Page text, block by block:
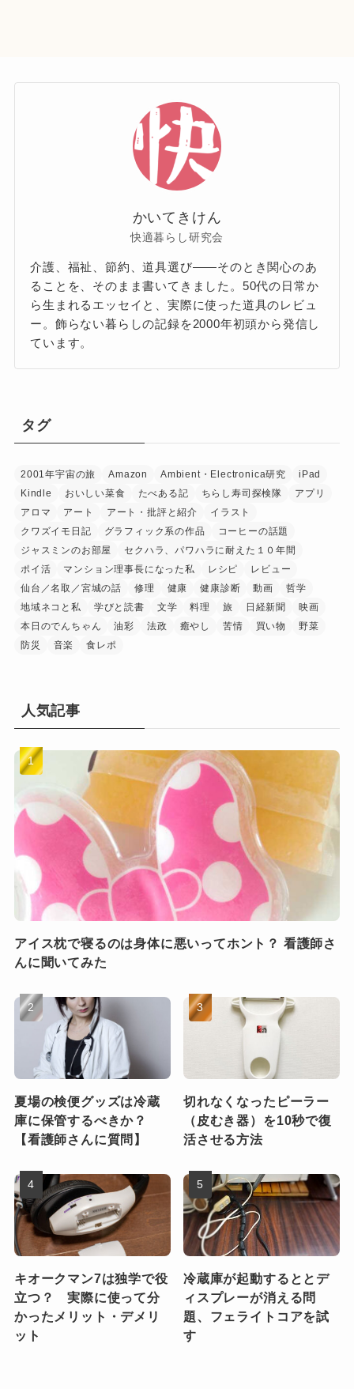
かいてきけん
快適暮らし研究会
介護、福祉、節約、道具選び——そのとき関心のあ
ることを、そのまま書いてきました。50代の日常か
ら生まれるエッセイと、実際に使った道具のレビュ
ー。飾らない暮らしの記録を2000年初頭から発信し
ています。
タグ
2001年宇宙の旅 Amazon Ambient・Electronica研究
iPad
Kindle
おいしい菜食 たべある記 ちらし寿司探検隊
アプリ
アロマ
アート アート・批評と紹介
イラスト
クワズイモ日記
グラフィック系の作品
コーヒーの話題
ジャスミンのお部屋
セクハラ、パワハラに耐えた１０年間
ポイ活
マンション理事長になった私 レシピ
レビュー
仙台／名取／宮城の話
修理 健康 健康診断 動画
哲学
地域ネコと私
学びと読書 文学 料理 旅 日経新聞
映画
本日のでんちゃん
油彩 法政 癒やし 苦情 買い物
野菜
防災
音楽 食レポ
人気記事
アイス枕で寝るのは身体に悪いってホント？ 看護師さ
んに聞いてみた
夏場の検便グッズは冷蔵
庫に保管するべきか？
【看護師さんに質問】
切れなくなったピーラー
（皮むき器）を10秒で復
活させる方法
キオークマン7は独学で役
立つ？ 実際に使って分
かったメリット・デメリ
ット
冷蔵庫が起動するととデ
ィスプレーが消える問
題、フェライトコアを試
す